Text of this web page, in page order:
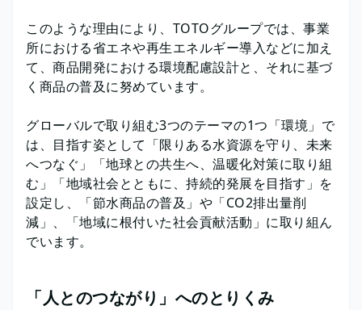
このような理由により、TOTOグループでは、事業
所における省エネや再生エネルギー導入などに加え
て、商品開発における環境配慮設計と、それに基づ
く商品の普及に努めています。
グローバルで取り組む3つのテーマの1つ「環境」で
は、目指す姿として「限りある水資源を守り、未来
へつなぐ」「地球との共生へ、温暖化対策に取り組
む」「地域社会とともに、持続的発展を目指す」を
設定し、「節水商品の普及」や「CO2排出量削
減」、「地域に根付いた社会貢献活動」に取り組ん
でいます。
「人とのつながり」へのとりくみ